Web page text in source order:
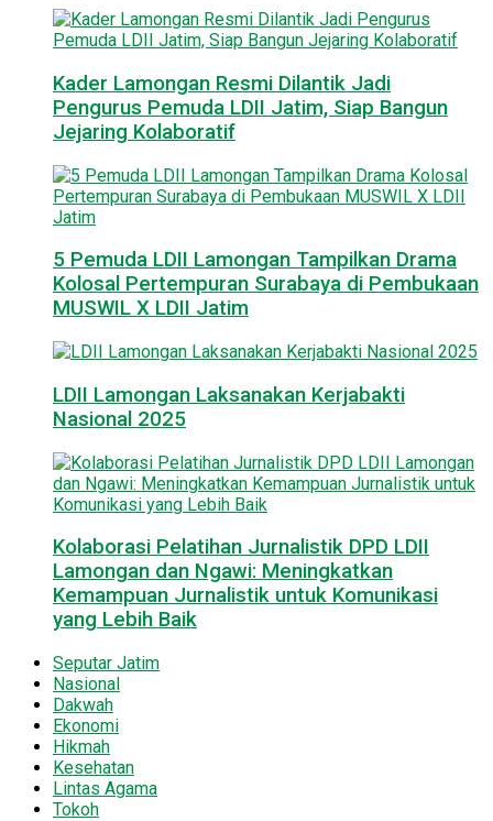
Kader Lamongan Resmi Dilantik Jadi
Pengurus Pemuda LDII Jatim, Siap Bangun
Jejaring Kolaboratif
5 Pemuda LDII Lamongan Tampilkan Drama
Kolosal Pertempuran Surabaya di Pembukaan
MUSWIL X LDII Jatim
LDII Lamongan Laksanakan Kerjabakti
Nasional 2025
Kolaborasi Pelatihan Jurnalistik DPD LDII
Lamongan dan Ngawi: Meningkatkan
Kemampuan Jurnalistik untuk Komunikasi
yang Lebih Baik
Seputar Jatim
Nasional
Dakwah
Ekonomi
Hikmah
Kesehatan
Lintas Agama
Tokoh